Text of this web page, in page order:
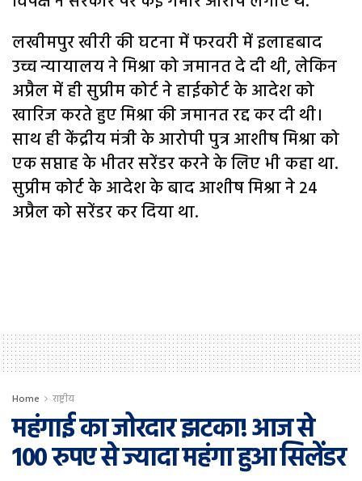
लखीमपुर खीरी की घटना में फरवरी में इलाहबाद
उच्च न्यायालय ने मिश्रा को जमानत दे दी थी, लेकिन
अप्रैल में ही सुप्रीम कोर्ट ने हाईकोर्ट के आदेश को
खारिज करते हुए मिश्रा की जमानत रद्द कर दी थी।
साथ ही केंद्रीय मंत्री के आरोपी पुत्र आशीष मिश्रा को
एक सप्ताह के भीतर सरेंडर करने के लिए भी कहा था.
सुप्रीम कोर्ट के आदेश के बाद आशीष मिश्रा ने 24
अप्रैल को सरेंडर कर दिया था.
Home राष्ट्रीय
महंगाई का जोरदार झटका! आज से
100 रुपए से ज्यादा महंगा हुआ सिलेंडर